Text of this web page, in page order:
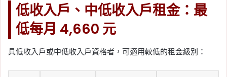
低收入戶、中低收入戶租金：最
低每月 4,660 元
具低收入戶或中低收入戶資格者，可適用較低的租金級別：